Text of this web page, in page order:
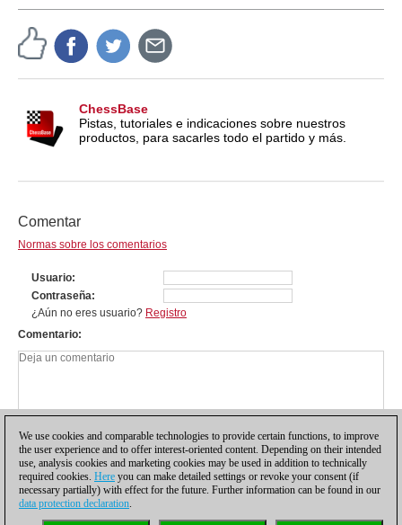
ChessBase
Pistas, tutoriales e indicaciones sobre nuestros
productos, para sacarles todo el partido y más.
Comentar
Normas sobre los comentarios
Usuario
Contraseña
¿Aún no eres usuario? Registro
Comentario
We use cookies and comparable technologies to provide certain functions, to improve
the user experience and to offer interest-oriented content. Depending on their intended
use, analysis cookies and marketing cookies may be used in addition to technically
required cookies. Here you can make detailed settings or revoke your consent (if
necessary partially) with effect for the future. Further information can be found in our
data protection declaration.